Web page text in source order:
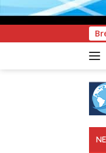
Program Studi